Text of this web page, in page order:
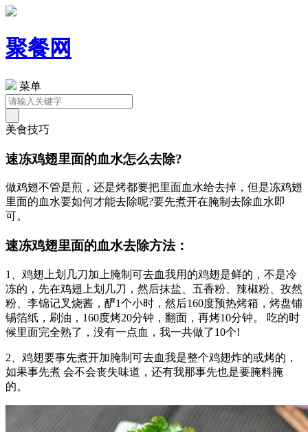
聚餐网
菜单
美食技巧
速冻鸡翅里面的血水怎么去除?
做鸡翅不管是煎，还是烤都要把里面血水给去掉，但是冻鸡翅
里面的血水要如何才能去除呢?要先煮开在腌制去除血水即
可。
速冻鸡翅里面的血水去除方法：
1、鸡翅上划几刀加上腌制可去血我用的鸡翅是鲜的，不是冷
冻的，先在鸡翅上划几刀，然后抹盐、五香粉、辣椒粉、孜然
粉、李锦记叉烧酱，酽1个小时，然后160度预热烤箱，烤盘铺
锡箔纸，刷油，160度烤20分钟，翻面，再烤10分钟。 吃的时
候里面完全熟了，没有一点血，我一共做了10个!
2、鸡翅要事先煮开加腌制可去血我是整个鸡翅炸的或烤的，
如果事先煮 会不会丧失味道，还有我那事先也是要腌料腌
的。